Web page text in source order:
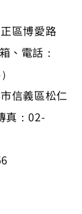
區博愛路
、電話：
信義區松仁
真：02-